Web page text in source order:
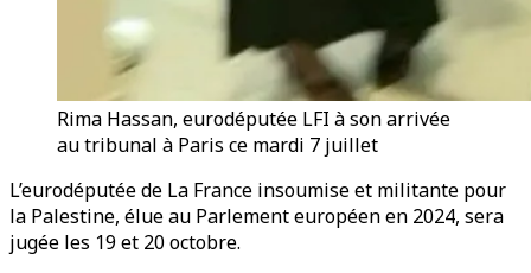
Rima Hassan, eurodéputée LFI à son arrivée
au tribunal à Paris ce mardi 7 juillet
L’eurodéputée de La France insoumise et militante pour
la Palestine, élue au Parlement européen en 2024, sera
jugée les 19 et 20 octobre.